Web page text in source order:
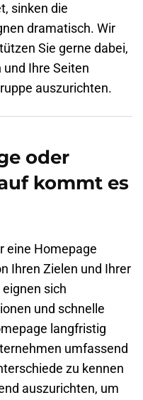
sinken die
dramatisch. Wir
Sie gerne dabei,
Ihre Seiten
auszurichten.
oder
kommt es
eine Homepage
Ihren Zielen und Ihrer
sich
und schnelle
langfristig
umfassend
zu kennen
auszurichten, um